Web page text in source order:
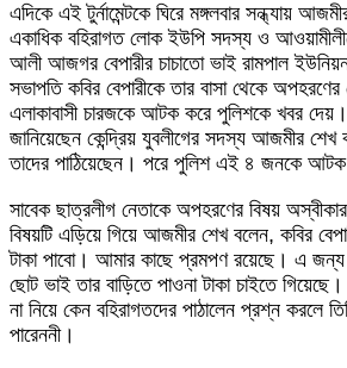
এদিকে এই টুর্নামেন্টকে ঘিরে মঙ্গলবার সন্ধ্যায়
একাধিক বহিরাগত লোক ইউপি সদস্য ও
আলী আজগর বেপারীর চাচাতো ভাই রামপাল
সভাপতি কবির বেপারীকে তার বাসা থেকে অপহরণের
এলাকাবাসী চারজকে আটক করে পুলিশকে খবর
জানিয়েছেন কেন্দ্রিয় যুবলীগের সদস্য আজমীর শেখ
তাদের পাঠিয়েছেন। পরে পুলিশ এই ৪ জনকে
সাবেক ছাত্রলীগ নেতাকে অপহরণের বিষয় অস্বীকার
বিষয়টি এড়িয়ে গিয়ে আজমীর শেখ বলেন, কবির
টাকা পাবো। আমার কাছে প্রমপণ রয়েছে। এ
ছোট ভাই তার বাড়িতে পাওনা টাকা চাইতে
না নিয়ে কেন বহিরাগতদের পাঠালেন প্রশ্ন করলে
পারেননী।